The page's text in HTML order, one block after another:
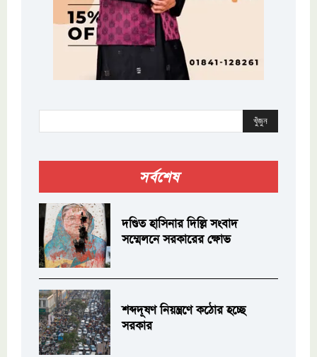
খুঁজুন
সর্বশেষ
দণ্ডিত হাসিনার দিল্লি সংবাদ
সম্মেলনে সরকারের ক্ষোভ
শব্দদূষণ নিয়ন্ত্রণে কঠোর হচ্ছে
সরকার